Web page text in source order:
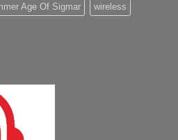
Age Of Sigmar wireless